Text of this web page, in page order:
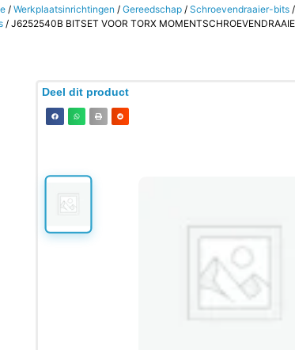
/Werkplaatsinrichtingen /Gereedschap /Schroevendraaier-bits
/ J6252540B BITSET VOOR TORX
Deel dit product